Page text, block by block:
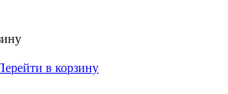
в корзину